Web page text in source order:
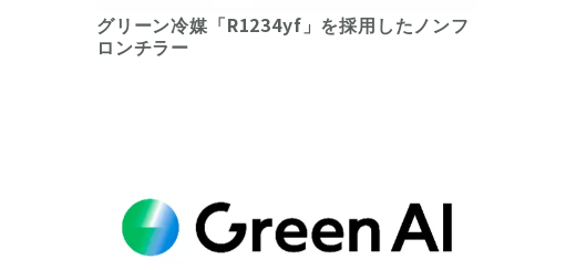
グリーン冷媒「R1234yf」を採用したノンフ
ロンチラー